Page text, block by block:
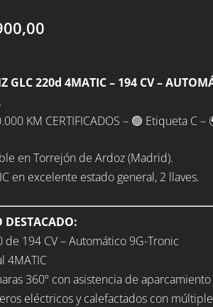
GLC 220d 4MATIC – 194 CV –
KM CERTIFICADOS – 🟢 Etiqueta C –
en Torrejón de Ardoz (Madrid).
en excelente estado general, 2 llaves.
194 CV – Automático 9G-Tronic
4MATIC
360º con asistencia de aparcamiento
eléctricos y calefactados con